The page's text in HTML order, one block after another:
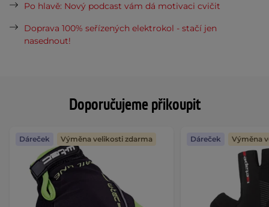
Doporučujeme přikoupit
Dáreček Výměna velikosti zdarma Dáreček Výměna
Po hlavě: Nový podcast vám dá motivaci cvičit
Doprava 100% seřízených elektrokol - stačí jen
nasednout!